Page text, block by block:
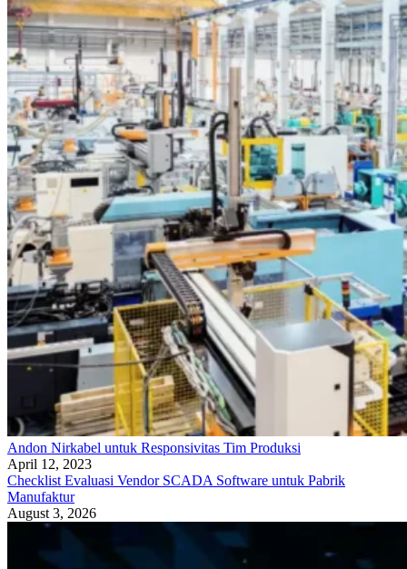
Andon Nirkabel untuk Responsivitas Tim Produksi
April 12, 2023
Checklist Evaluasi Vendor SCADA Software untuk Pabrik
Manufaktur
August 3, 2026